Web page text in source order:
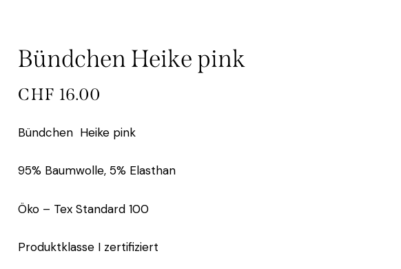
Bündchen Heike pink
CHF 16.00
Bündchen Heike pink
95% Baumwolle, 5% Elasthan
Öko – Tex Standard 100
Produktklasse I zertifiziert